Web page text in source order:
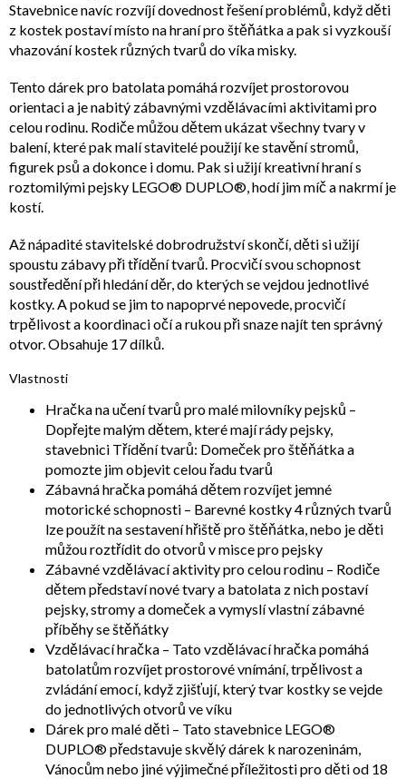
Stavebnice navíc rozvíjí dovednost řešení problémů, když děti
z kostek postaví místo na hraní pro štěňátka a pak si vyzkouší
vhazování kostek různých tvarů do víka misky.
Tento dárek pro batolata pomáhá rozvíjet prostorovou
orientaci a je nabitý zábavnými vzdělávacími aktivitami pro
celou rodinu. Rodiče můžou dětem ukázat všechny tvary v
balení, které pak malí stavitelé použijí ke stavění stromů,
figurek psů a dokonce i domu. Pak si užijí kreativní hraní s
roztomilými pejsky LEGO® DUPLO®, hodí jim míč a nakrmí je
kostí.
Až nápadité stavitelské dobrodružství skončí, děti si užijí
spoustu zábavy při třídění tvarů. Procvičí svou schopnost
soustředění při hledání děr, do kterých se vejdou jednotlivé
kostky. A pokud se jim to napoprvé nepovede, procvičí
trpělivost a koordinaci očí a rukou při snaze najít ten správný
otvor. Obsahuje 17 dílků.
Vlastnosti
Hračka na učení tvarů pro malé milovníky pejsků –
Dopřejte malým dětem, které mají rády pejsky,
stavebnici Třídění tvarů: Domeček pro štěňátka a
pomozte jim objevit celou řadu tvarů
Zábavná hračka pomáhá dětem rozvíjet jemné
motorické schopnosti – Barevné kostky 4 různých tvarů
lze použít na sestavení hřiště pro štěňátka, nebo je děti
můžou roztřídit do otvorů v misce pro pejsky
Zábavné vzdělávací aktivity pro celou rodinu – Rodiče
dětem představí nové tvary a batolata z nich postaví
pejsky, stromy a domeček a vymyslí vlastní zábavné
příběhy se štěňátky
Vzdělávací hračka – Tato vzdělávací hračka pomáhá
batolatům rozvíjet prostorové vnímání, trpělivost a
zvládání emocí, když zjišťují, který tvar kostky se vejde
do jednotlivých otvorů ve víku
Dárek pro malé děti – Tato stavebnice LEGO®
DUPLO® představuje skvělý dárek k narozeninám,
Vánocům nebo jiné výjimečné příležitosti pro děti od 18